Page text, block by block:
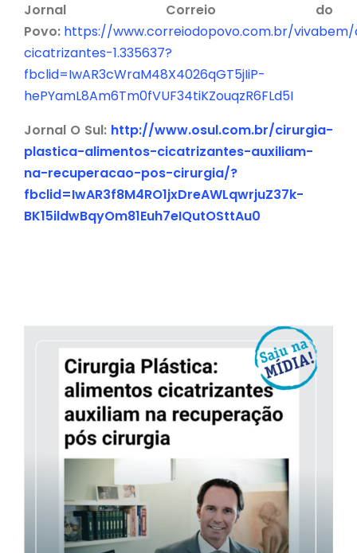
Jornal Correio do
Povo: https://www.correiodopovo.com.br/
cicatrizantes-1.335637?
fbclid=IwAR3cWraM48X4026qGT5jIiP-
hePYamL8Am6Tm0fVUF34tiKZouqzR6FLd5I
Jornal O Sul: http://www.osul.com.br/cirurgia-
plastica-alimentos-cicatrizantes-auxiliam-
na-recuperacao-pos-cirurgia/?
fbclid=IwAR3f8M4RO1jxDreAWLqwrjuZ37k-
BK15ildwBqyOm81Euh7eIQutOSttAu0